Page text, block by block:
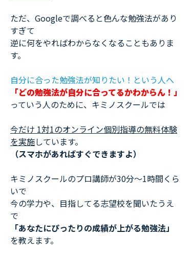
ただ、Googleで調べると色んな勉強法があり
すぎて
逆に何をやればわからなくなることもありま
す。
自分に合った勉強法が知りたい！という人へ
「どの勉強法が自分に合ってるかわからん！」
っていう人のために、キミノスクールでは
今だけ 1対1のオンライン個別指導の無料体験
を実施しています。
（スマホがあればすぐできますよ）
キミノスクールのプロ講師が30分〜1時間くら
いで
今の学力や、目指してる志望校を聞いたうえ
で
「あなたにぴったりの成績が上がる勉強法」
を教えます。